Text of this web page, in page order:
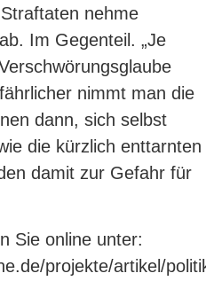
nehme
Im Gegenteil. „Je
nimmt man die
dann, sich selbst
die kürzlich enttarnten
damit zur Gefahr für
Sie online unter:
projekte/artikel/